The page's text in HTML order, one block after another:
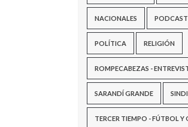
NACIONALES PODCAST
POLÍTICA RELIGIÓN
ROMPECABEZAS -
SARANDÍ GRANDE
TERCER TIEMPO - FÚTBOL Y